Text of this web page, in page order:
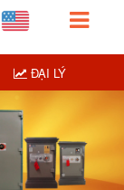
ĐẠI LÝ